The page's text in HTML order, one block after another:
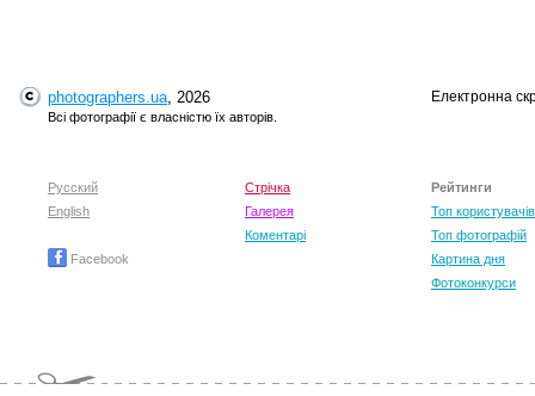
photographers.ua, 2026
Всі фотографії є власністю їх авторів.
Електронна
Русский
English
Facebook
Стрічка
Галерея
Коментарі
Рейтинги
Топ користувачів
Топ фотографій
Картина дня
Фотоконкурси